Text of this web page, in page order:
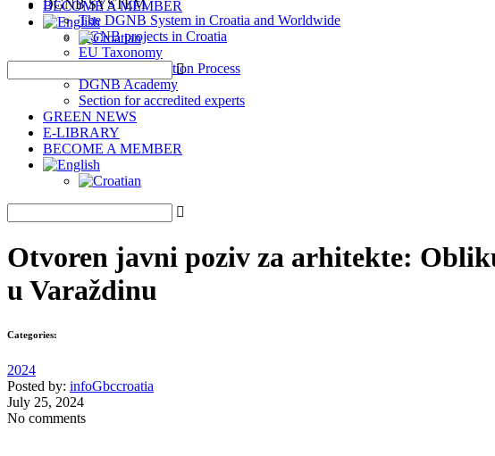
DGNB SYSTEM
The DGNB System in Croatia and Worldwide
DGNB projects in Croatia
EU Taxonomy
DGNB Certification Process
DGNB Academy
Section for accredited experts
GREEN NEWS
E-LIBRARY
BECOME A MEMBER
BECOME A MEMBER
Otvoren javni poziv za arhitekte:
u Varaždinu
Categories:
2024
Posted by: infoGbccroatia
July 25, 2024
No comments